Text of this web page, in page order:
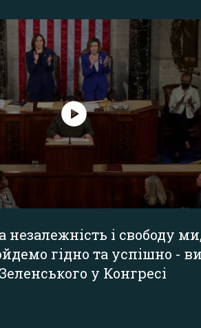
незалежність і свободу
гідно та успішно -
у Конгресі